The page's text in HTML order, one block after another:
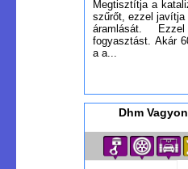
Megtisztítja a
szűrőt, ezzel javítja
áramlását.
fogyasztást. Akár
a a...
Dhm